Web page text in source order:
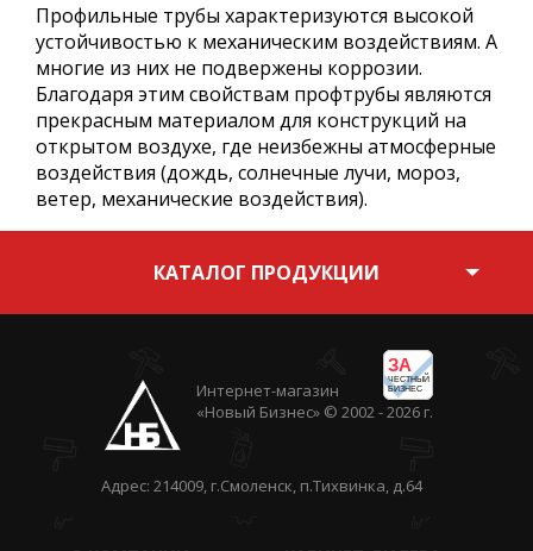
Профильные трубы характеризуются высокой
устойчивостью к механическим воздействиям. А
многие из них не подвержены коррозии.
Благодаря этим свойствам профтрубы являются
прекрасным материалом для конструкций на
открытом воздухе, где неизбежны атмосферные
воздействия (дождь, солнечные лучи, мороз,
ветер, механические воздействия).
КАТАЛОГ ПРОДУКЦИИ
ЗА
ЧЕСТНЫЙ
БИЗНЕС
Интернет-магазин
«Новый Бизнес» © 2002 - 2026 г.
Адрес: 214009, г.Смоленск, п.Тихвинка, д.64